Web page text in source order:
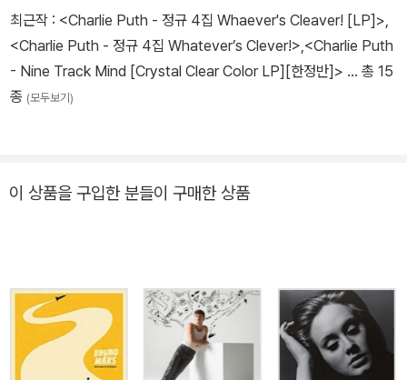
최근작 : <Charlie Puth - 정규 4집 Whaever's Cleaver! [LP]>,
<Charlie Puth - 정규 4집 Whatever’s Clever!>,<Charlie Puth
- Nine Track Mind [Crystal Clear Color LP][한정반]> … 총 15
종 (모두보기)
이 상품을 구입한 분들이 구매한 상품